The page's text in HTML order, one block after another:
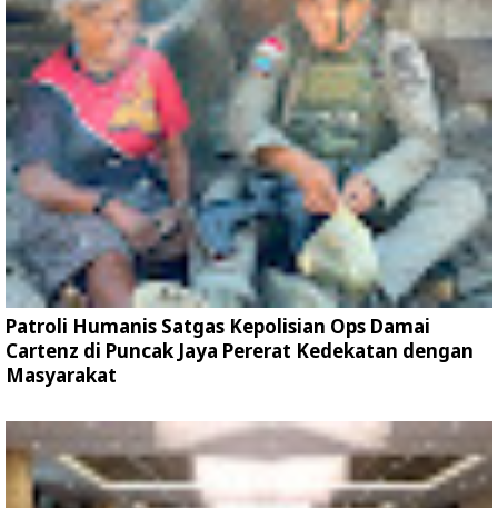
Patroli Humanis Satgas Kepolisian Ops Damai
Cartenz di Puncak Jaya Pererat Kedekatan dengan
Masyarakat